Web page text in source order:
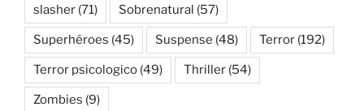
slasher (71) Sobrenatural (57)
Superhéroes (45) Suspense (48) Terror (192)
Terror psicologico (49) Thriller (54)
Zombies (9)